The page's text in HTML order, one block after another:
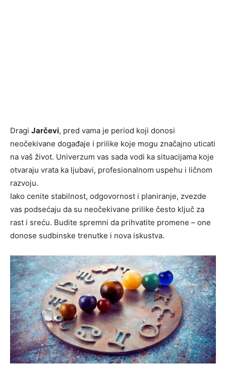
Dragi Jarčevi, pred vama je period koji donosi
neočekivane događaje i prilike koje mogu značajno uticati
na vaš život. Univerzum vas sada vodi ka situacijama koje
otvaraju vrata ka ljubavi, profesionalnom uspehu i ličnom
razvoju.
Iako cenite stabilnost, odgovornost i planiranje, zvezde
vas podsećaju da su neočekivane prilike često ključ za
rast i sreću. Budite spremni da prihvatite promene – one
donose sudbinske trenutke i nova iskustva.